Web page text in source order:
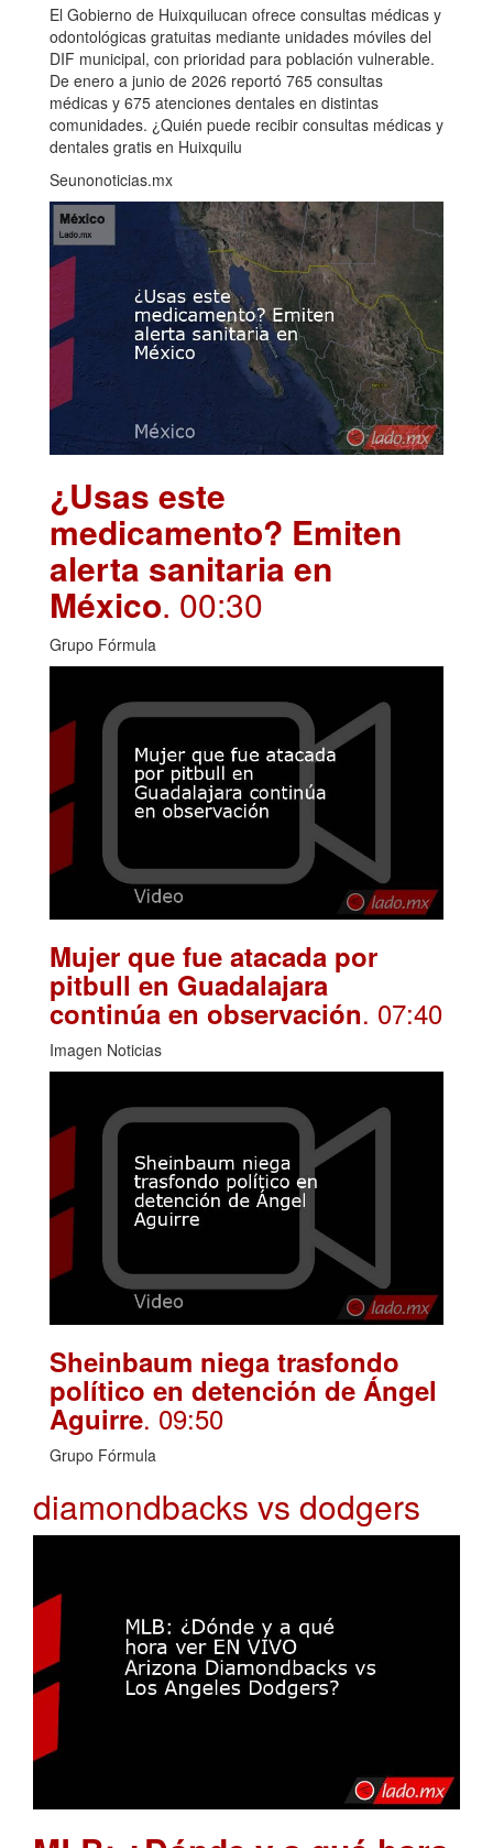
El Gobierno de Huixquilucan ofrece consultas médicas y
odontológicas gratuitas mediante unidades móviles del
DIF municipal, con prioridad para población vulnerable.
De enero a junio de 2026 reportó 765 consultas
médicas y 675 atenciones dentales en distintas
comunidades. ¿Quién puede recibir consultas médicas y
dentales gratis en Huixquilu
Seunonoticias.mx
¿Usas este
medicamento? Emiten
alerta sanitaria en
México. 00:30
Grupo Fórmula
Mujer que fue atacada por
pitbull en Guadalajara
continúa en observación. 07:40
Imagen Noticias
Sheinbaum niega trasfondo
político en detención de Ángel
Aguirre. 09:50
Grupo Fórmula
diamondbacks vs dodgers